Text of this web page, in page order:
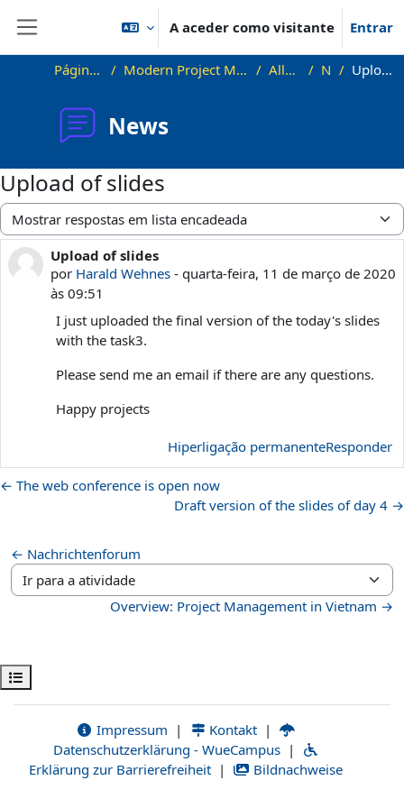
Ir para o conteúdo principal
A aceder como visitante Entrar
Abrir índice da disciplina
Página principal Modern Project Management in ICT, HUST Allgemeines News Upload of slides
News
Upload of slides
Modo de visualização
Upload of slides
por Harald Wehnes- quarta-feira, 11 de março de 2020
às 09:51
Número de respostas: 0
I just uploaded the final version of the today's slides
with the task3.
Please send me an email if there are any questions.
Happy projects
Hiperligação permanenteResponder
← The web conference is open now
Draft version of the slides of day 4 →
← Nachrichtenforum
Ir para a atividade
Overview: Project Management in Vietnam →
Impressum | Kontakt |
Datenschutzerklärung - WueCampus |
Erklärung zur Barrierefreiheit | Bildnachweise